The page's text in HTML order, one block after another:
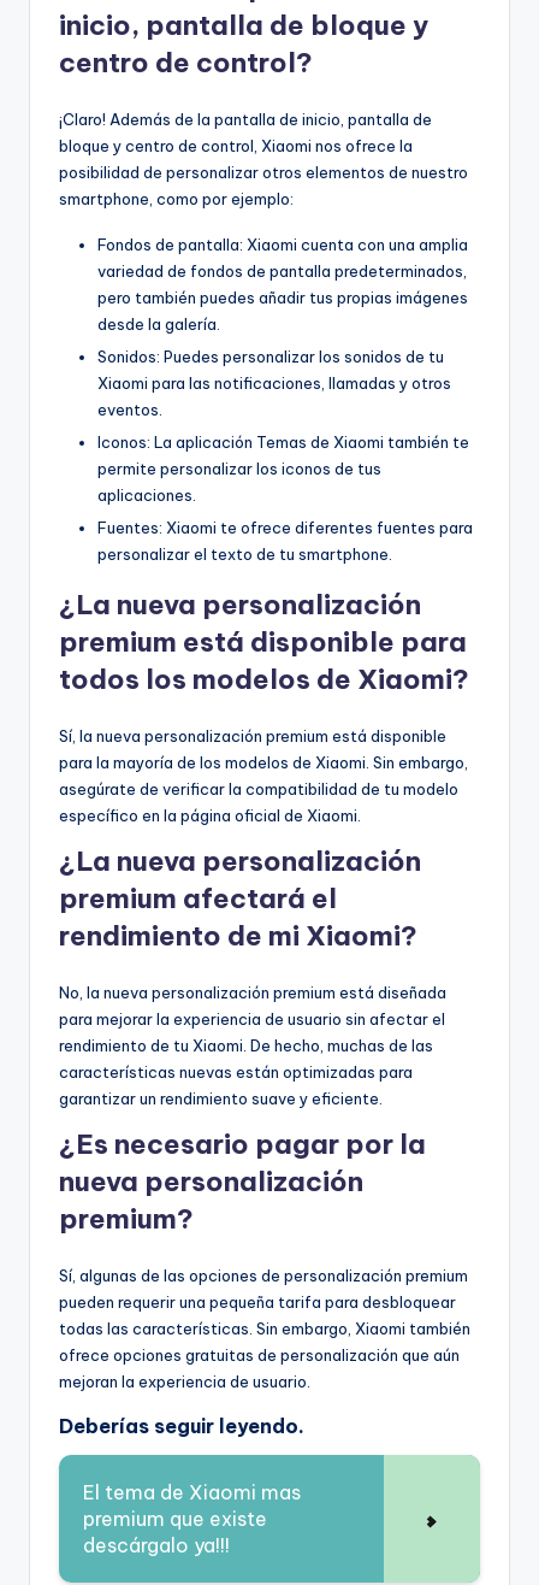
inicio, pantalla de bloque y
centro de control?
¡Claro! Además de la pantalla de inicio, pantalla de
bloque y centro de control, Xiaomi nos ofrece la
posibilidad de personalizar otros elementos de nuestro
smartphone, como por ejemplo:
Fondos de pantalla: Xiaomi cuenta con una amplia
variedad de fondos de pantalla predeterminados,
pero también puedes añadir tus propias imágenes
desde la galería.
Sonidos: Puedes personalizar los sonidos de tu
Xiaomi para las notificaciones, llamadas y otros
eventos.
Iconos: La aplicación Temas de Xiaomi también te
permite personalizar los iconos de tus
aplicaciones.
Fuentes: Xiaomi te ofrece diferentes fuentes para
personalizar el texto de tu smartphone.
¿La nueva personalización
premium está disponible para
todos los modelos de Xiaomi?
Sí, la nueva personalización premium está disponible
para la mayoría de los modelos de Xiaomi. Sin embargo,
asegúrate de verificar la compatibilidad de tu modelo
específico en la página oficial de Xiaomi.
¿La nueva personalización
premium afectará el
rendimiento de mi Xiaomi?
No, la nueva personalización premium está diseñada
para mejorar la experiencia de usuario sin afectar el
rendimiento de tu Xiaomi. De hecho, muchas de las
características nuevas están optimizadas para
garantizar un rendimiento suave y eficiente.
¿Es necesario pagar por la
nueva personalización
premium?
Sí, algunas de las opciones de personalización premium
pueden requerir una pequeña tarifa para desbloquear
todas las características. Sin embargo, Xiaomi también
ofrece opciones gratuitas de personalización que aún
mejoran la experiencia de usuario.
Deberías seguir leyendo.
El tema de Xiaomi mas
premium que existe
descárgalo ya!!!